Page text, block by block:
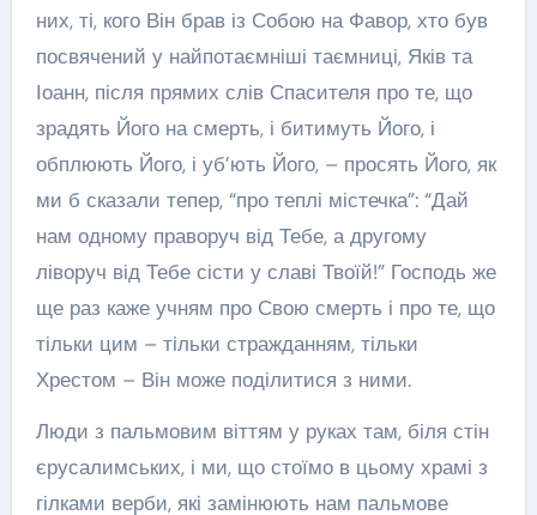
них, ті, кого Він брав із Собою на Фавор, хто був
посвячений у найпотаємніші таємниці, Яків та
Іоанн, після прямих слів Спасителя про те, що
зрадять Його на смерть, і битимуть Його, і
обплюють Його, і уб’ють Його, – просять Його, як
ми б сказали тепер, “про теплі містечка”: “Дай
нам одному праворуч від Тебе, а другому
ліворуч від Тебе сісти у славі Твоїй!” Господь же
ще раз каже учням про Свою смерть і про те, що
тільки цим – тільки стражданням, тільки
Хрестом – Він може поділитися з ними.
Люди з пальмовим віттям у руках там, біля стін
єрусалимських, і ми, що стоїмо в цьому храмі з
гілками верби, які замінюють нам пальмове